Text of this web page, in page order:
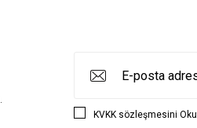
KVKK sözleşmesini